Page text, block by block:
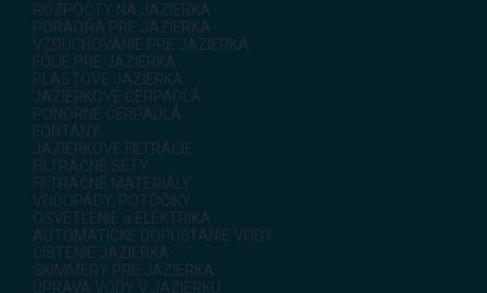
ROZPOČTY NA JAZIERKA
PORADŇA PRE JAZIERKA
VZDUCHOVANIE PRE JAZIERKA
FÓLIE PRE JAZIERKA
PLASTOVÉ JAZIERKA
JAZIERKOVÉ ČERPADLÁ
PONORNÉ ČERPADLÁ
FONTÁNY
JAZIERKOVÉ FILTRÁCIE
FILTRAČNÉ SETY
FILTRAČNÉ MATERIÁLY
VODOPÁDY, POTÔČIKY
OSVETLENIE a ELEKTRIKA
AUTOMATICKÉ DOPÚŠŤANIE VODY
ČISTENIE JAZIERKA
SKIMMERY PRE JAZIERKA
ÚPRAVA VODY V JAZIERKU